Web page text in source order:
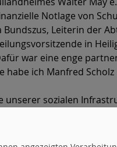
Notlage von
Leiterin der
in
war eine enge
ich Manfred
unserer sozialen